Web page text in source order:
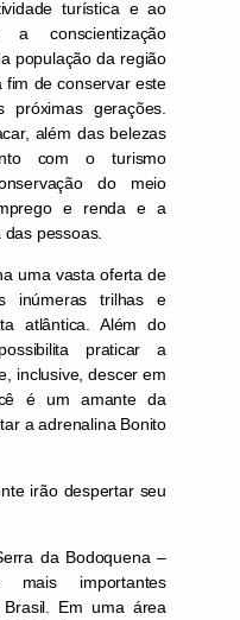
turística e ao
conscientização
população da região
fim de conservar este
gerações.
além das belezas
com o turismo
do meio
e renda e a
pessoas.
uma vasta oferta de
inúmeras trilhas e
atlântica. Além do
praticar a
inclusive, descer em
é um amante da
a adrenalina Bonito
irão despertar seu
da Bodoquena –
mais importantes
Em uma área